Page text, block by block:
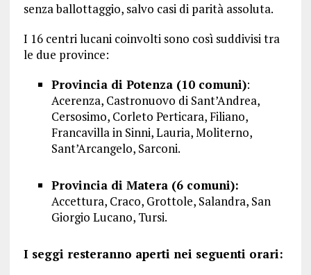
senza ballottaggio, salvo casi di parità assoluta.
I 16 centri lucani coinvolti sono così suddivisi tra
le due province:
Provincia di Potenza (10 comuni):
Acerenza, Castronuovo di Sant’Andrea,
Cersosimo, Corleto Perticara, Filiano,
Francavilla in Sinni, Lauria, Moliterno,
Sant’Arcangelo, Sarconi.
Provincia di Matera (6 comuni):
Accettura, Craco, Grottole, Salandra, San
Giorgio Lucano, Tursi.
I seggi resteranno aperti nei seguenti orari: